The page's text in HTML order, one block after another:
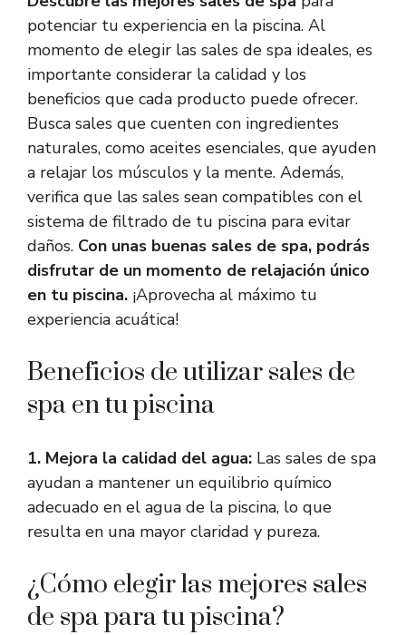
potenciar tu experiencia en la piscina. Al
momento de elegir las sales de spa ideales, es
importante considerar la calidad y los
beneficios que cada producto puede ofrecer.
Busca sales que cuenten con ingredientes
naturales, como aceites esenciales, que ayuden
a relajar los músculos y la mente. Además,
verifica que las sales sean compatibles con el
sistema de filtrado de tu piscina para evitar
daños. Con unas buenas sales de spa, podrás
disfrutar de un momento de relajación único
en tu piscina. ¡Aprovecha al máximo tu
experiencia acuática!
Beneficios de utilizar sales de
spa en tu piscina
1. Mejora la calidad del agua: Las sales de spa
ayudan a mantener un equilibrio químico
adecuado en el agua de la piscina, lo que
resulta en una mayor claridad y pureza.
¿Cómo elegir las mejores sales
de spa para tu piscina?